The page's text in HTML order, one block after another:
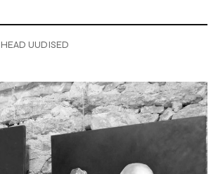
HEAD UUDISED